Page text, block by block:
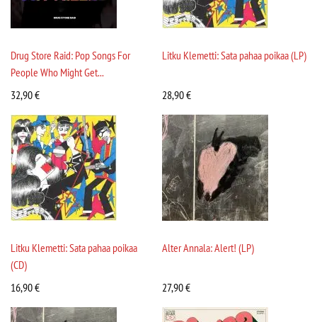
Drug Store Raid: Pop Songs For
People Who Might Get...
32,90€
Litku Klemetti: Sata pahaa poikaa (LP)
28,90€
Litku Klemetti: Sata pahaa poikaa
(CD)
16,90€
Alter Annala: Alert! (LP)
27,90€